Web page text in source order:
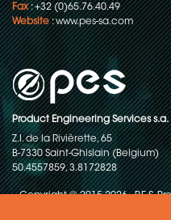
Fax: +32 (0)65.76.40.49
Website:www.pes-sa.com
Product Engineering Services s.a.
Z.I. de la Rivièrette, 65
B-7330 Saint-Ghislain (Belgium)
50.4557859, 3.8172828
Copyright © 2015-2026 - P.E.S.